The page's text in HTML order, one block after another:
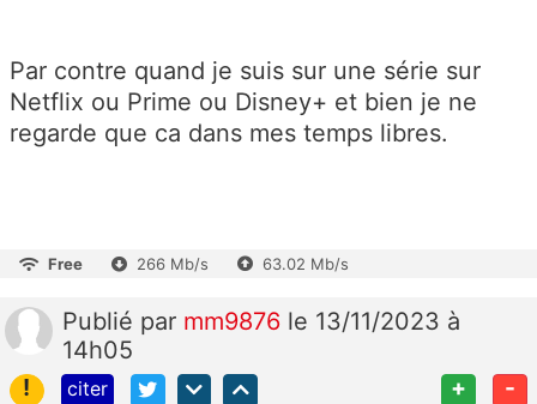
Par contre quand je suis sur une série sur
Netflix ou Prime ou Disney+ et bien je ne
regarde que ca dans mes temps libres.
Free 266 Mb/s 63.02 Mb/s
Publié par mm9876 le 13/11/2023 à
14h05
!
citer + -